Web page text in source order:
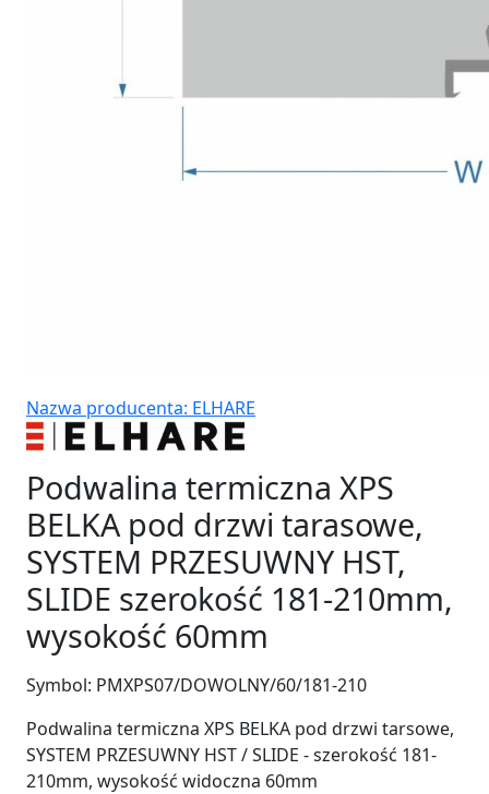
Nazwa producenta: ELHARE
Podwalina termiczna XPS
BELKA pod drzwi tarasowe,
SYSTEM PRZESUWNY HST,
SLIDE szerokość 181-210mm,
wysokość 60mm
Symbol: PMXPS07/DOWOLNY/60/181-210
Podwalina termiczna XPS BELKA pod drzwi tarsowe,
SYSTEM PRZESUWNY HST / SLIDE - szerokość 181-
210mm, wysokość widoczna 60mm